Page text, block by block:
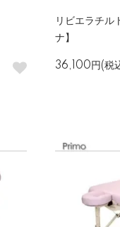
リビエラチ
ナ】
36,100円(税